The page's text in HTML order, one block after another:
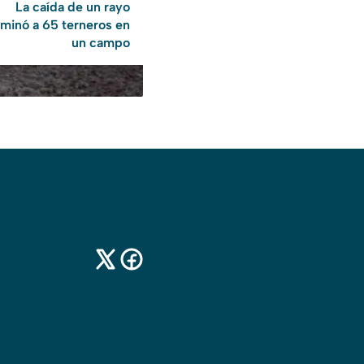
La caída de un rayo
a 65 terneros en
un campo